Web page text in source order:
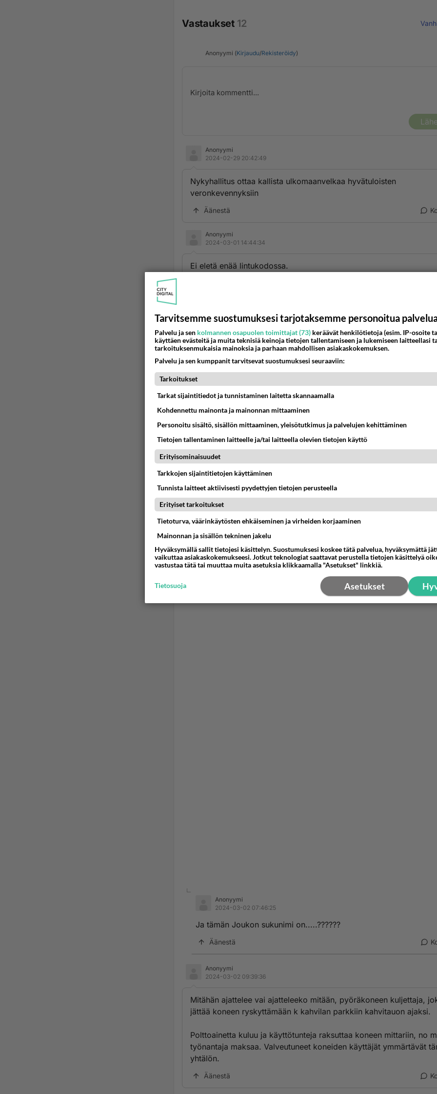
Vastaukset 12
Anonyymi (Kirjaudu/Rekisteröidy)
Anonyymi
2024-02-29 20:42:49
Nykyhallitus ottaa kallista ulkomaanvelkaa hyvätuloisten
veronkevennyksiin
Äänestä
Anonyymi
2024-03-01 14:44:34
Ei eletä enää lintukodossa.
Ovet lukkoon ja tavarat piiloon myös maaseudulla siinä tulevaisuus
yhtään kannata miettiä ettei meillä sellaista harrasteta sillä se on
pian totisinta totta kun päättäjät eivät ymmärrä yhtään mitään
ihmisen elämästä.
Heille satanen kuin köyhälle 10 centtiä
Anonyymi
2024-03-01 21:34:38
silleen pöllitään.
Enemmän asisi olla tyhjäkäynti valvontaa, liian usen esim
kylmä..
Äänestä
Anonyymi
Pitäkää yhtä hyvät ihmiset! Joukossa on voimaa!
Äänestä
Anonyymi
2024-03-02 07:46:25
Ja tämän Joukon sukunimi on.....??????
Äänestä
Anonyymi
2024-03-02 09:39:36
Mitähän ajattelee vai ajatteleeko mitään, pyöräkoneen kuljettaja,
jättää koneen ryskyttämään k kahvilan parkkiin kahvitauon ajaksi.
Polttoainetta kuluu ja käyttötunteja raksuttaa koneen mittariin, no
työnantaja maksaa. Valveutuneet koneiden käyttäjät ymmärtävät
yhtälön.
Äänestä
Tarvitsemme suostumuksesi tarjotaksemme personoitua
Palvelu ja sen kolmannen osapuolen toimittajat (73) keräävät henkilötietoja (esim. IP-osoite
käyttäen evästeitä ja muita teknisiä keinoja tietojen tallentamiseen ja lukemiseen laitteellasi
tarkoituksenmukaisia mainoksia ja parhaan mahdollisen asiakaskokemuksen.
Palvelu ja sen kumppanit tarvitsevat suostumuksesi seuraaviin:
Tarkoitukset
Tarkat sijaintitiedot ja tunnistaminen laitetta skannaamalla
Kohdennettu mainonta ja mainonnan mittaaminen
Personoitu sisältö, sisällön mittaaminen, yleisötutkimus ja palvelujen kehittäminen
Tietojen tallentaminen laitteelle ja/tai laitteella olevien tietojen käyttö
Erityisominaisuudet
Tarkkojen sijaintitietojen käyttäminen
Tunnista laitteet aktiivisesti pyydettyjen tietojen perusteella
Erityiset tarkoitukset
Tietoturva, väärinkäytösten ehkäiseminen ja virheiden korjaaminen
Mainonnan ja sisällön tekninen jakelu
Hyväksymällä sallit tietojesi käsittelyn. Suostumuksesi koskee tätä palvelua, hyväksymättä
vaikuttaa asiakaskokemukseesi. Jotkut teknologiat saattavat perustella tietojen käsittelyä
vastustaa tätä tai muuttaa muita asetuksia klikkaamalla "Asetukset" linkkiä.
Asetukset
Tietosuoja